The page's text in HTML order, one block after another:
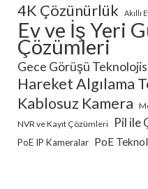
4K Çözünürlük Akıllı
Ev ve İş Yeri
Çözümleri
Gece Görüşü
Hareket Algılama
Kablosuz Kamera
NVR ve Kayıt Çözümleri
Pil ile
PoE IP Kameralar PoE